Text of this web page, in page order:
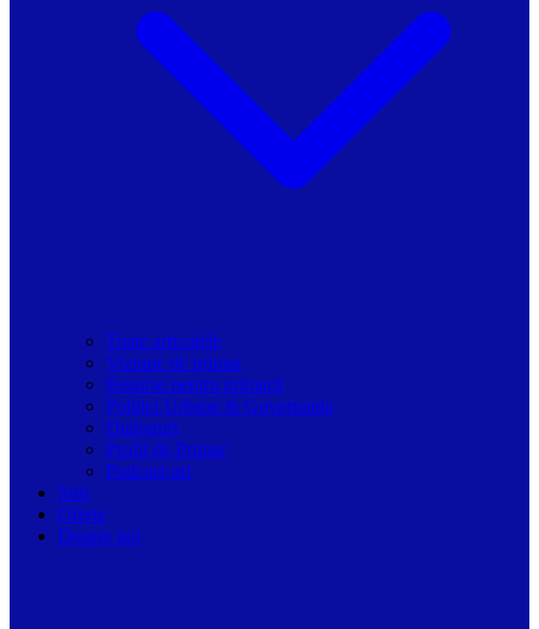
Toate articolele
Viziune de primar
Resurse pentru primarii
Politici Urbane & Guvernanta
Dialoguri
Profil de Primar
Podcast-uri
Stiri
Oferte
Despre noi